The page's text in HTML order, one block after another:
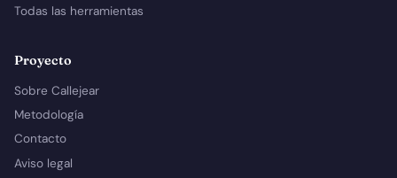
Todas las herramientas
Proyecto
Sobre Callejear
Metodología
Contacto
Aviso legal